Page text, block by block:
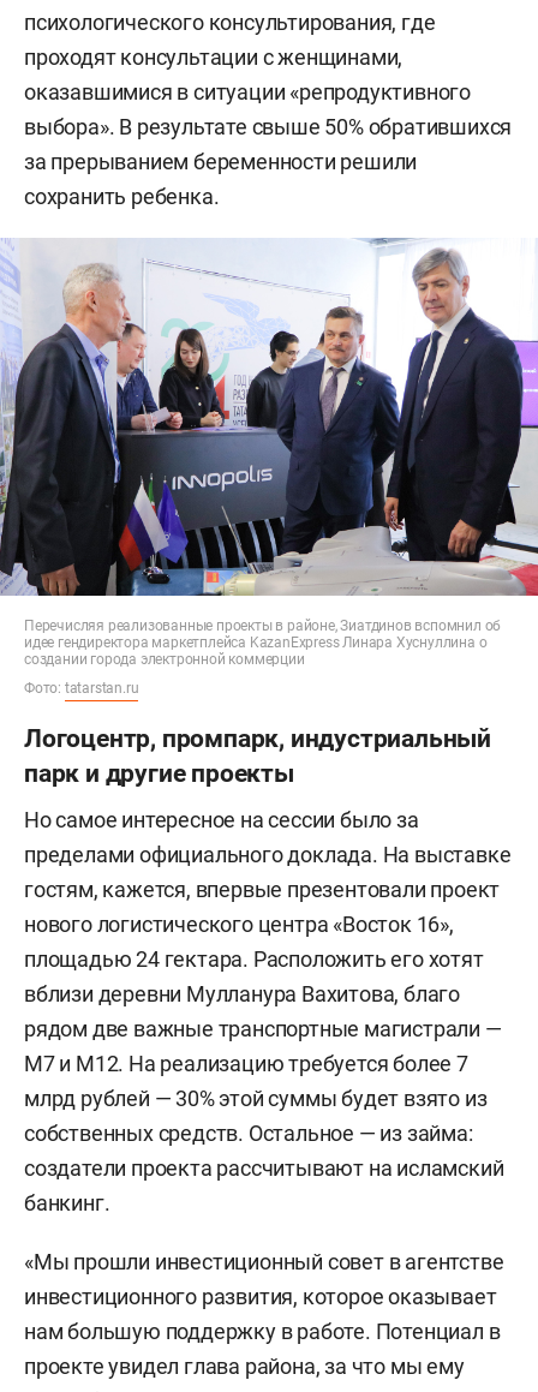
психологического консультирования, где
проходят консультации с женщинами,
оказавшимися в ситуации «репродуктивного
выбора». В результате свыше 50% обратившихся
за прерыванием беременности решили
сохранить ребенка.
Перечисляя реализованные проекты в районе, Зиатдинов вспомнил об
идее гендиректора маркетплейса KazanExpress Линара Хуснуллина о
создании города электронной коммерции
Фото: tatarstan.ru
Логоцентр, промпарк, индустриальный
парк и другие проекты
Но самое интересное на сессии было за
пределами официального доклада. На выставке
гостям, кажется, впервые презентовали проект
нового логистического центра «Восток 16»,
площадью 24 гектара. Расположить его хотят
вблизи деревни Мулланура Вахитова, благо
рядом две важные транспортные магистрали —
М7 и М12. На реализацию требуется более 7
млрд рублей — 30% этой суммы будет взято из
собственных средств. Остальное — из займа:
создатели проекта рассчитывают на исламский
банкинг.
«Мы прошли инвестиционный совет в агентстве
инвестиционного развития, которое оказывает
нам большую поддержку в работе. Потенциал в
проекте увидел глава района, за что мы ему